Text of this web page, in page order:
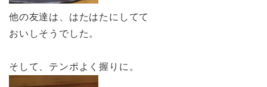
他の友達は、はたはたにしてて
おいしそうでした。
そして、テンポよく握りに。